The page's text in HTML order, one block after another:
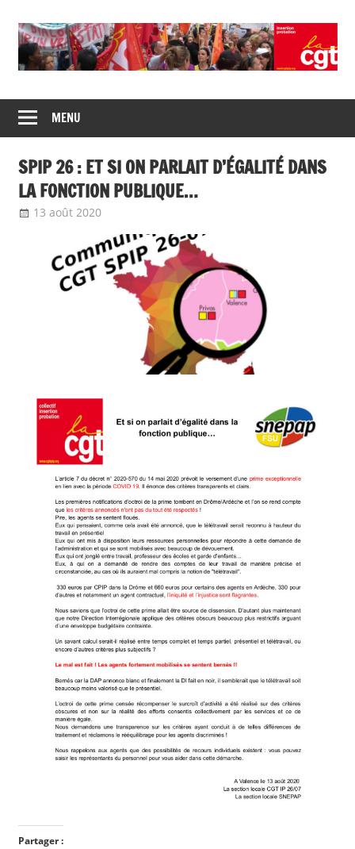
CGT
insertion
probation
de
syndicats
CGT
insertion
probation
MENU
SPIP 26 : ET SI ON PARLAIT D’ÉGALITÉ DANS
LA FONCTION PUBLIQUE…
13 août 2020
Partager :